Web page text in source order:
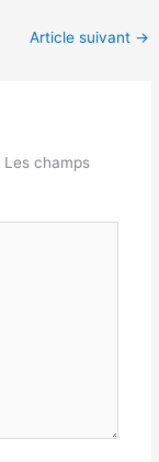
Article suivant →
Les champs